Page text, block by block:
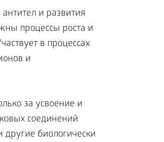
и развития
процессы роста и
в процессах
и
за усвоение и
соединений
биологически